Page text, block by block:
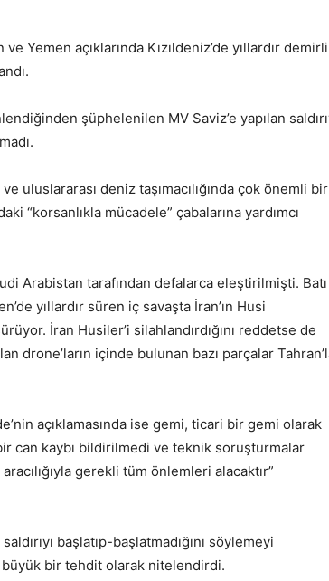
Yemen açıklarında Kızıldeniz’de yıllardır demirli
şüphelenilen MV Saviz’e yapılan
uluslararası deniz taşımacılığında çok önemli bir
“korsanlıkla mücadele” çabalarına yardımcı
Arabistan tarafından defalarca eleştirilmişti. Batı
yıllardır süren iç savaşta İran’ın Husi
İran Husiler’i silahlandırdığını reddetse de
drone’ların içinde bulunan bazı parçalar
açıklamasında ise gemi, ticari bir gemi olarak
can kaybı bildirilmedi ve teknik soruşturmalar
gerekli tüm önlemleri alacaktır”
başlatıp-başlatmadığını söylemeyi
bir tehdit olarak nitelendirdi.